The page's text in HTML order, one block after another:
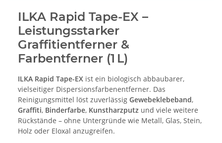
ILKA Rapid Tape-EX –
Leistungsstarker
Graffitientferner &
Farbentferner (1 L)
ILKA Rapid Tape-EX ist ein biologisch abbaubarer,
vielseitiger Dispersionsfarbenentferner. Das
Reinigungsmittel löst zuverlässig Gewebeklebeband,
Graffiti, Binderfarbe, Kunstharzputz und viele weitere
Rückstände – ohne Untergründe wie Metall, Glas, Stein,
Holz oder Eloxal anzugreifen.